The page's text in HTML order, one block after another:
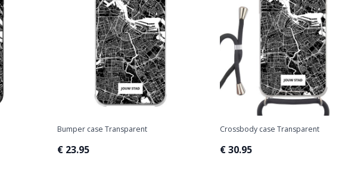
Bumper case Transparent
€ 23.95
Crossbody case Transparent
€ 30.95